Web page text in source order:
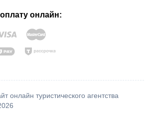
онлайн:
онлайн туристического агентства